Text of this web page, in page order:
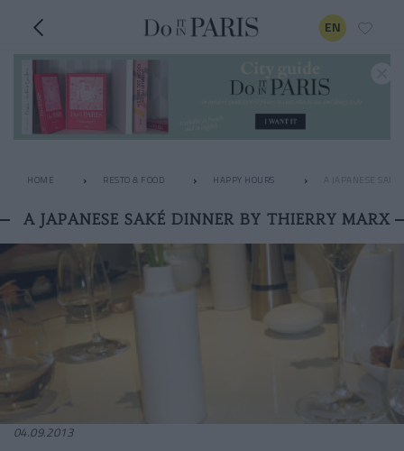
EN
HOME RESTO & FOOD HAPPY HOURS
A JAPANESE SAKÉ DINNER BY THIERRY MARX
04.09.2013